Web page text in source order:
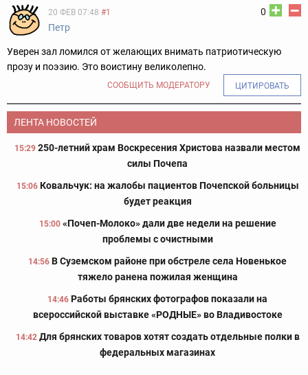
0
20 ФЕВ 07:48 #1
Петр
Уверен зал ломился от желающих внимать патриотическую
прозу и поэзию. Это воистину великолепно.
СООБЩИТЬ МОДЕРАТОРУ ЦИТИРОВАТЬ
ЛЕНТА НОВОСТЕЙ
15:29 250-летний храм Воскресения Христова назвали местом
силы Почепа
15:06 Ковальчук: на жалобы пациентов Почепской больницы
будет реакция
15:00 «Почеп-Молоко» дали две недели на решение
проблемы с очистными
14:56 В Суземском районе при обстреле села Новенькое
тяжело ранена пожилая женщина
14:46 Работы брянских фотографов показали на
всероссийской выставке «РОДНЫЕ» во Владивостоке
14:42 Для брянских товаров хотят создать отдельные полки в
федеральных магазинах